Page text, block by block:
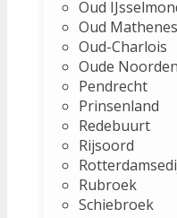
Oud
Oud
Oud-Charlois
Oude Noorden
Pendrecht
Prinsenland
Redebuurt
Rijsoord
Rubroek
Schiebroek